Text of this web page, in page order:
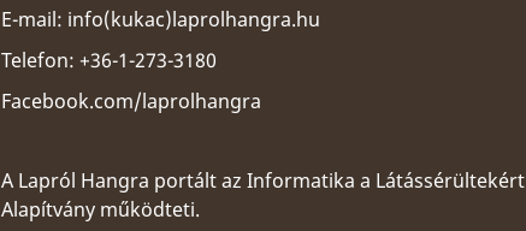
E-mail: info(kukac)laprolhangra.hu
Telefon: +36-1-273-3180
Facebook.com/laprolhangra
A Lapról Hangra portált az Informatika a Látássérültekért
Alapítványműködteti.